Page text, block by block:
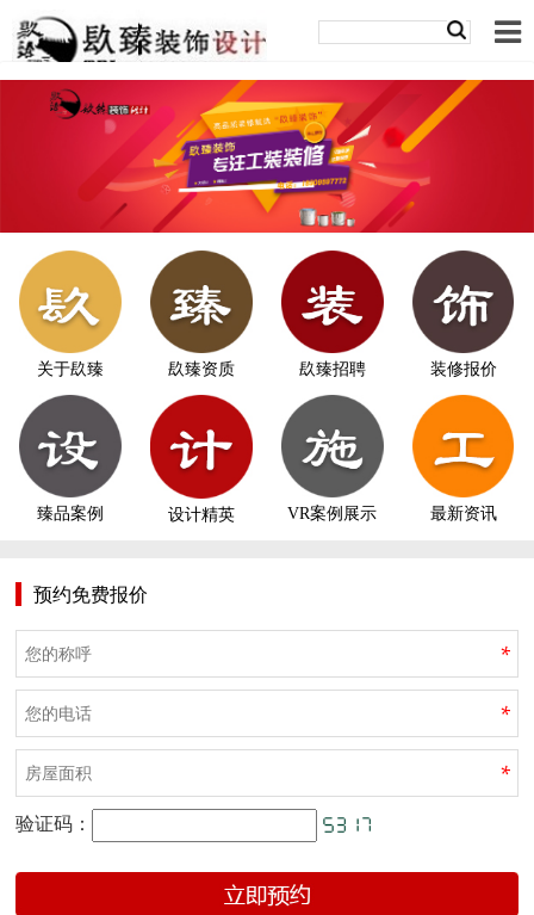
关于镹臻 镹臻资质 镹臻招聘 装修报价
臻品案例 设计精英 VR案例展示 最新资讯
预约免费报价
*
*
*
验证码：